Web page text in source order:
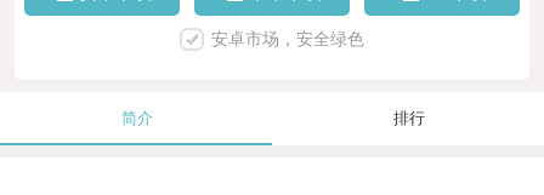
安卓市场，安全绿色
简介 排行